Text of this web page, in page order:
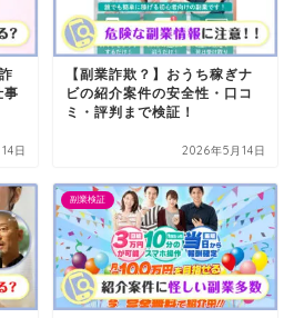
事
日
【副業詐欺？】おうち稼ぎナ
ビの紹介案件の安全性・口コ
ミ・評判まで検証！
2026年5月14日
副業検証